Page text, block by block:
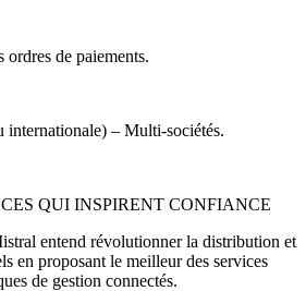
de paiements.
internationale) – Multi-sociétés.
QUI INSPIRENT CONFIANCE
entend révolutionner la distribution et
en proposant le meilleur des services
de gestion connectés.